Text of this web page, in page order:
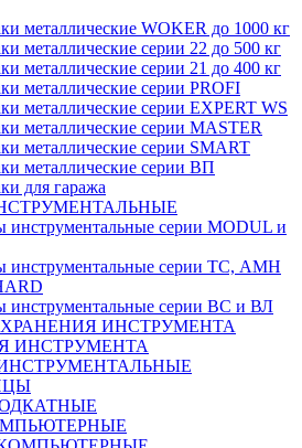
металлические WOKER до 1000 кг
металлические серии 22 до 500 кг
металлические серии 21 до 400 кг
металлические серии PROFI
металлические серии EXPERT WS
металлические серии MASTER
металлические серии SMART
металлические серии ВП
для гаража
серии MODUL и
серии ТС, АМН
серии ВС и ВЛ
ИНСТРУМЕНТА
ИНСТРУМЕНТА